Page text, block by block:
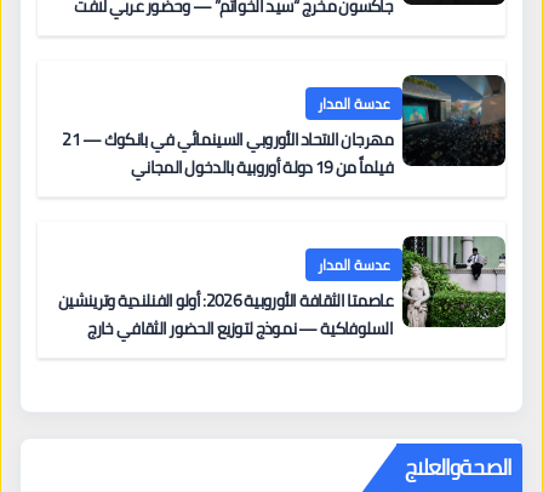
جاكسون مخرج “سيد الخواتم” — وحضور عربي لافت
عدسة المدار
مهرجان الاتحاد الأوروبي السينمائي في بانكوك — 21
فيلماً من 19 دولة أوروبية بالدخول المجاني
عدسة المدار
عاصمتا الثقافة الأوروبية 2026: أولو الفنلندية وترينشين
السلوفاكية — نموذج لتوزيع الحضور الثقافي خارج
الصحةوالعلاج